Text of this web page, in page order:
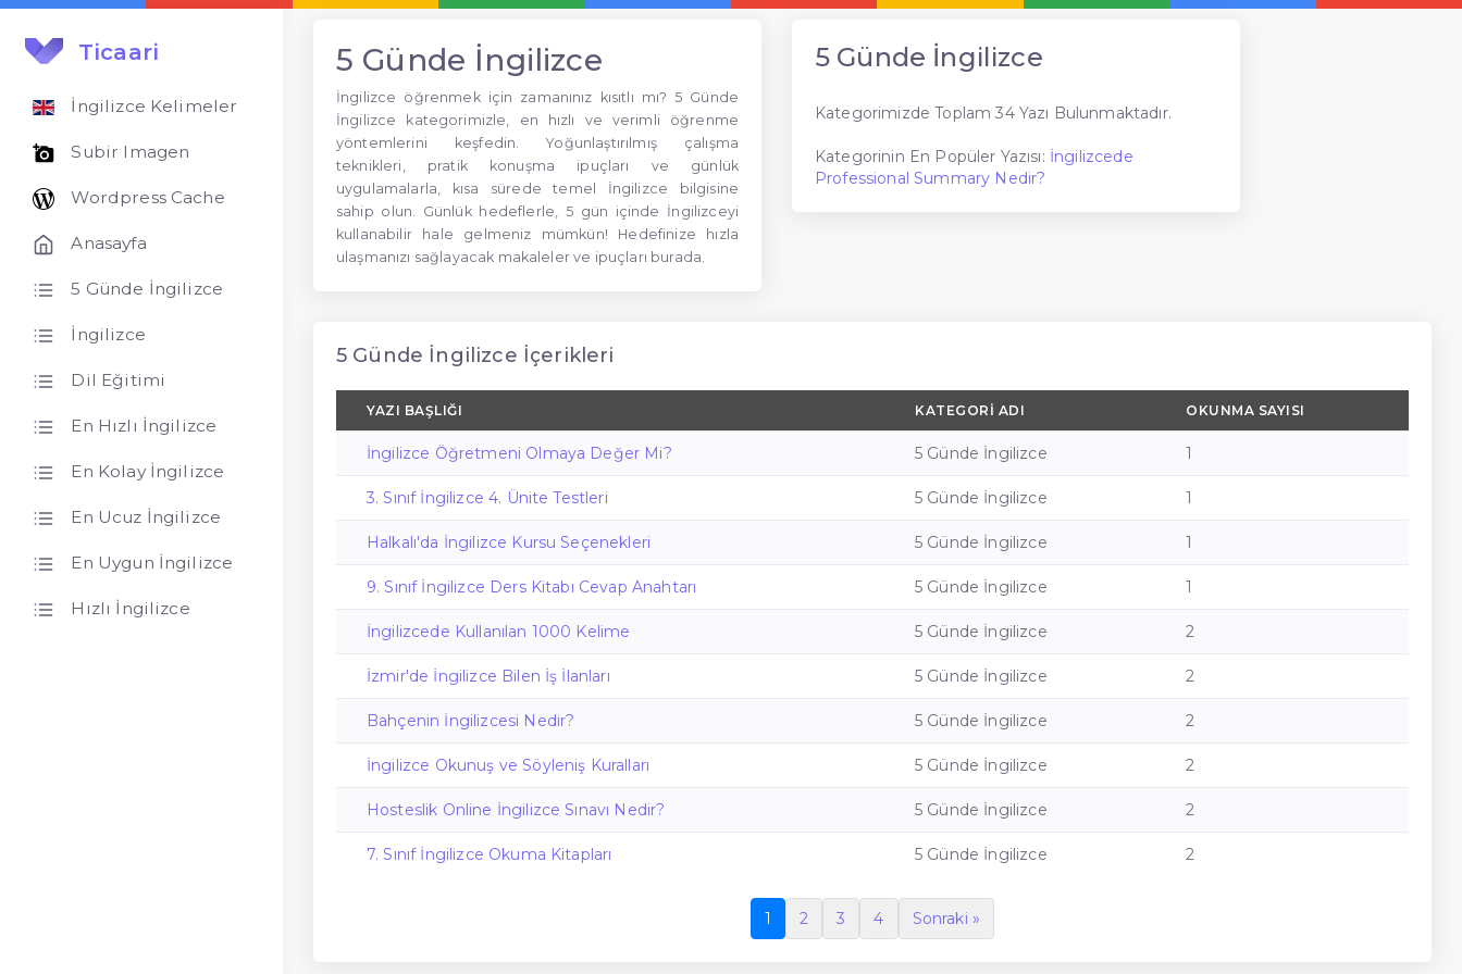
Ticaari
İngilizce Kelimeler
Subir Imagen
Wordpress Cache
Anasayfa
5 Günde İngilizce
İngilizce
Dil Eğitimi
En Hızlı İngilizce
En Kolay İngilizce
En Ucuz İngilizce
En Uygun İngilizce
Hızlı İngilizce
5 Günde İngilizce
İngilizce öğrenmek için zamanınız kısıtlı mı? 5 Günde
İngilizce kategorimizle, en hızlı ve verimli öğrenme
yöntemlerini keşfedin. Yoğunlaştırılmış çalışma
teknikleri, pratik konuşma ipuçları ve günlük
uygulamalarla, kısa sürede temel İngilizce bilgisine
sahip olun. Günlük hedeflerle, 5 gün içinde İngilizceyi
kullanabilir hale gelmeniz mümkün! Hedefinize hızla
ulaşmanızı sağlayacak makaleler ve ipuçları burada.
5 Günde İngilizce
Kategorimizde Toplam 34 Yazı Bulunmaktadır.
Kategorinin En Popüler Yazısı: İngilizcede
Professional Summary Nedir?
5 Günde İngilizce İçerikleri
YAZI BAŞLIĞI KATEGORI ADI OKUNMA SAYISI
İngilizce Öğretmeni Olmaya Değer Mi? 5 Günde İngilizce 1
3. Sınıf İngilizce 4. Ünite Testleri 5 Günde İngilizce 1
Halkalı'da İngilizce Kursu Seçenekleri 5 Günde İngilizce 1
9. Sınıf İngilizce Ders Kitabı Cevap Anahtarı 5 Günde İngilizce 1
İngilizcede Kullanılan 1000 Kelime 5 Günde İngilizce 2
İzmir'de İngilizce Bilen İş İlanları 5 Günde İngilizce 2
Bahçenin İngilizcesi Nedir? 5 Günde İngilizce 2
İngilizce Okunuş ve Söyleniş Kuralları 5 Günde İngilizce 2
Hosteslik Online İngilizce Sınavı Nedir? 5 Günde İngilizce 2
7. Sınıf İngilizce Okuma Kitapları 5 Günde İngilizce 2
1 2 3 4 Sonraki »